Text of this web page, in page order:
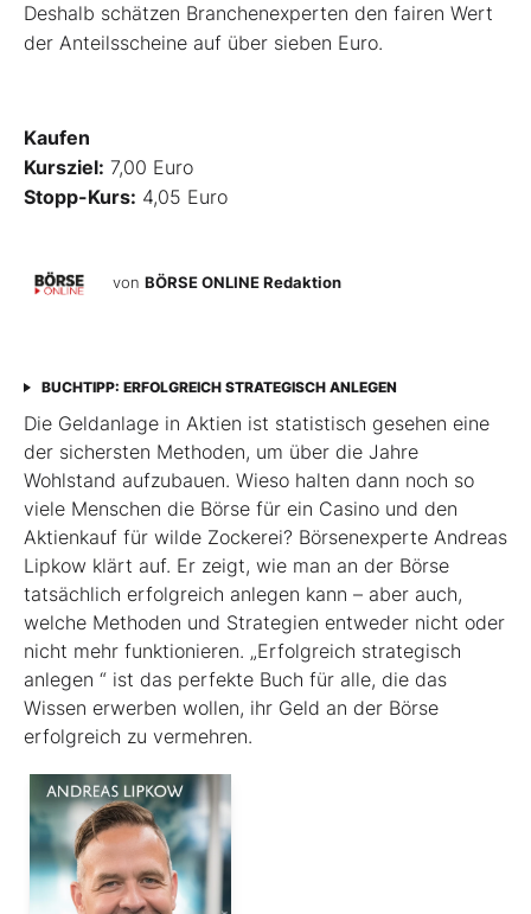
Deshalb schätzen Branchenexperten den fairen Wert
der Anteilsscheine auf über sieben Euro.
Kaufen
Kursziel: 7,00 Euro
Stopp-Kurs: 4,05 Euro
von BÖRSE ONLINE Redaktion
BUCHTIPP: ERFOLGREICH STRATEGISCH ANLEGEN
Die Geldanlage in Aktien ist statistisch gesehen eine
der sichersten Methoden, um über die Jahre
Wohlstand aufzubauen. Wieso halten dann noch so
viele Menschen die Börse für ein Casino und den
Aktienkauf für wilde Zockerei? Börsenexperte Andreas
Lipkow klärt auf. Er zeigt, wie man an der Börse
tatsächlich erfolgreich anlegen kann – aber auch,
welche Methoden und Strategien entweder nicht oder
nicht mehr funktionieren. „Erfolgreich strategisch
anlegen “ ist das perfekte Buch für alle, die das
Wissen erwerben wollen, ihr Geld an der Börse
erfolgreich zu vermehren.